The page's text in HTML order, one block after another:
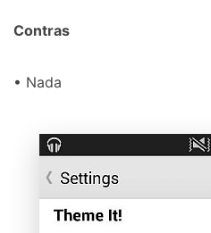
Contras
• Nada